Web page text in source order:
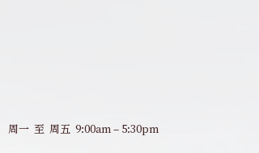
周一 至 周五 9:00am – 5:30pm